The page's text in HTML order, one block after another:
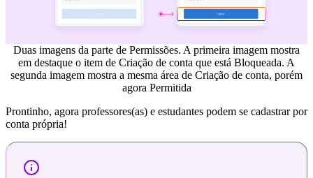
Duas imagens da parte de Permissões. A primeira imagem mostra
em destaque o item de Criação de conta que está Bloqueada. A
segunda imagem mostra a mesma área de Criação de conta, porém
agora Permitida
Prontinho, agora professores(as) e estudantes podem se cadastrar por
conta própria!